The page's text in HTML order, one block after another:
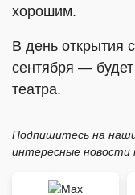
хорошим.
В день открытия
сентября —
театра.
Подпишитесь на
интересные новости